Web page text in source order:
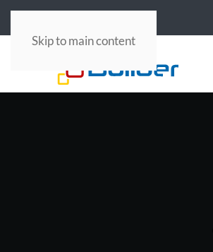
Skip to main content